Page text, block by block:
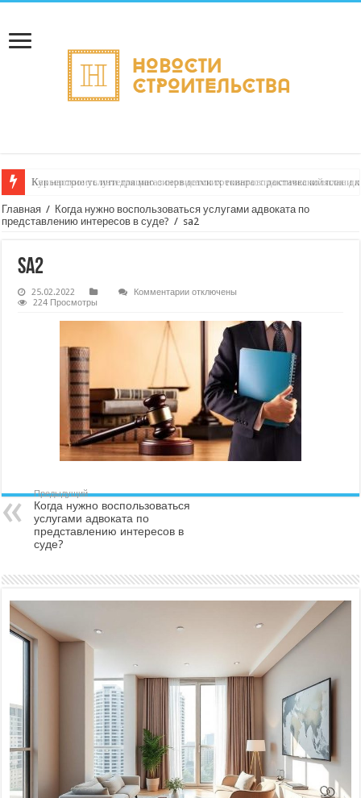
Как настроить интеграцию с сервисами трекинга: практический план
Главная / Когда нужно воспользоваться услугами адвоката по
представлению интересов в суде? / sa2
sa2
25.02.2022 Комментариикотключены
224 Просмотры
Предыдущий
Когда нужно воспользоваться
услугами адвоката по
представлению интересов в
суде?